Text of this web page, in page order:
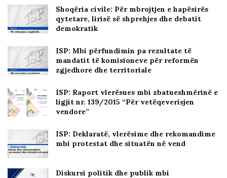
Shoqëria civile: Për mbrojtjen e hapësirës
qytetare, lirisë së shprehjes dhe debatit
demokratik
ISP: Mbi përfundimin pa rezultate të
mandatit të komisioneve për reformën
zgjedhore dhe territoriale
ISP: Raport vlerësues mbi zbatueshmërinë e
ligjit nr. 139/2015 “Për vetëqeverisjen
vendore”
ISP: Deklaratë, vlerësime dhe rekomandime
mbi protestat dhe situatën në vend
Diskursi politik dhe publik mbi